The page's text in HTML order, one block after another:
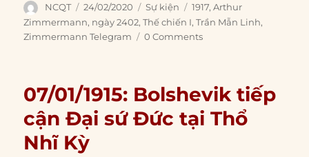
Author
NCQT
Posted
on
24/02/2020 Categories
Sự kiện Tags
1917,Arthur
Zimmermann, ngày 2402,Thế chiến I,Trần Mẫn Linh,
Zimmermann Telegram
0 Comments
07/01/1915: Bolshevik tiếp
cận Đại sứ Đức tại Thổ
Nhĩ Kỳ